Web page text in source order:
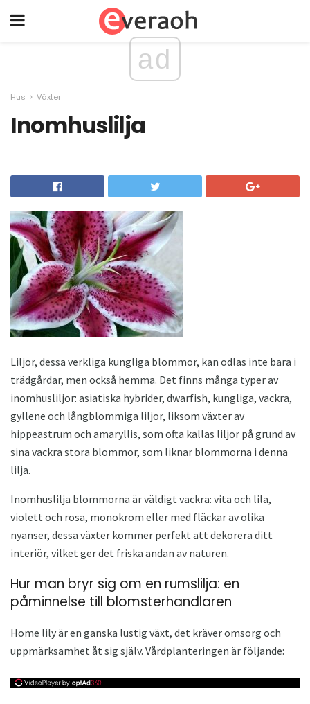
ad
Hus Växter
Inomhuslilja
Liljor, dessa verkliga kungliga blommor, kan odlas inte bara i
trädgårdar, men också hemma. Det finns många typer av
inomhusliljor: asiatiska hybrider, dwarfish, kungliga, vackra,
gyllene och långblommiga liljor, liksom växter av
hippeastrum och amaryllis, som ofta kallas liljor på grund av
sina vackra stora blommor, som liknar blommorna i denna
lilja.
Inomhuslilja blommorna är väldigt vackra: vita och lila,
violett och rosa, monokrom eller med fläckar av olika
nyanser, dessa växter kommer perfekt att dekorera ditt
interiör, vilket ger det friska andan av naturen.
Hur man bryr sig om en rumslilja: en
påminnelse till blomsterhandlaren
Home lily är en ganska lustig växt, det kräver omsorg och
uppmärksamhet åt sig själv. Vårdplanteringen är följande: